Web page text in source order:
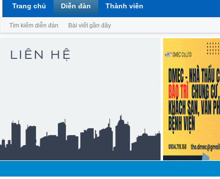
Trang chủ Diễn đàn
Tìm kiếm diễn đàn Bài viết gần đây
Thành viên